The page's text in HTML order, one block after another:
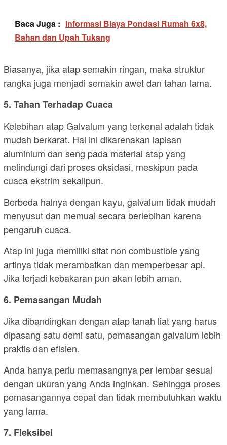
Baca Juga : Informasi Biaya Pondasi Rumah 6x8,
Bahan dan Upah Tukang
Biasanya, jika atap semakin ringan, maka struktur
rangka juga menjadi semakin awet dan tahan lama.
5. Tahan Terhadap Cuaca
Kelebihan atap Galvalum yang terkenal adalah tidak
mudah berkarat. Hal ini dikarenakan lapisan
aluminium dan seng pada material atap yang
melindungi dari proses oksidasi, meskipun pada
cuaca ekstrim sekalipun.
Berbeda halnya dengan kayu, galvalum tidak mudah
menyusut dan memuai secara berlebihan karena
pengaruh cuaca.
Atap ini juga memiliki sifat non combustible yang
artinya tidak merambatkan dan memperbesar api.
Jika terjadi kebakaran pun akan lebih aman.
6. Pemasangan Mudah
Jika dibandingkan dengan atap tanah liat yang harus
dipasang satu demi satu, pemasangan galvalum lebih
praktis dan efisien.
Anda hanya perlu memasangnya per lembar sesuai
dengan ukuran yang Anda inginkan. Sehingga proses
pemasangannya cepat dan tidak membutuhkan waktu
yang lama.
7. Fleksibel